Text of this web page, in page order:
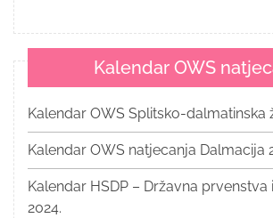
Kalendar OWS
Kalendar OWS Splitsko-dalmatinska
Kalendar OWS natjecanja Dalmacija
Kalendar HSDP – Državna prvenstva
2024.